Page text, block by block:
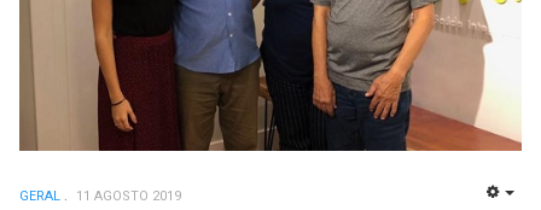
GERAL 11 AGOSTO 2019